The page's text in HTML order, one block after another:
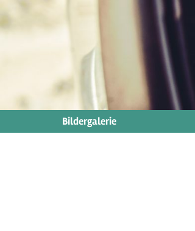
Bildergalerie